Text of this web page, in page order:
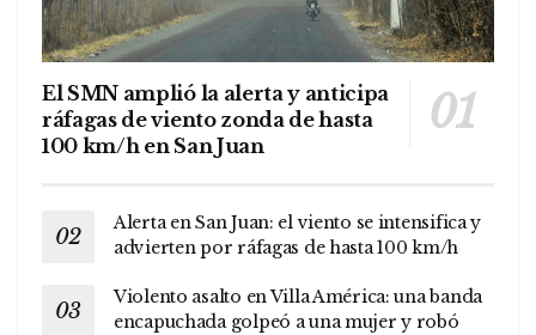
El SMN amplió la alerta y anticipa
ráfagas de viento zonda de hasta
100 km/h en San Juan
Alerta en San Juan: el viento se intensifica y
advierten por ráfagas de hasta 100 km/h
Violento asalto en Villa América: una banda
encapuchada golpeó a una mujer y robó